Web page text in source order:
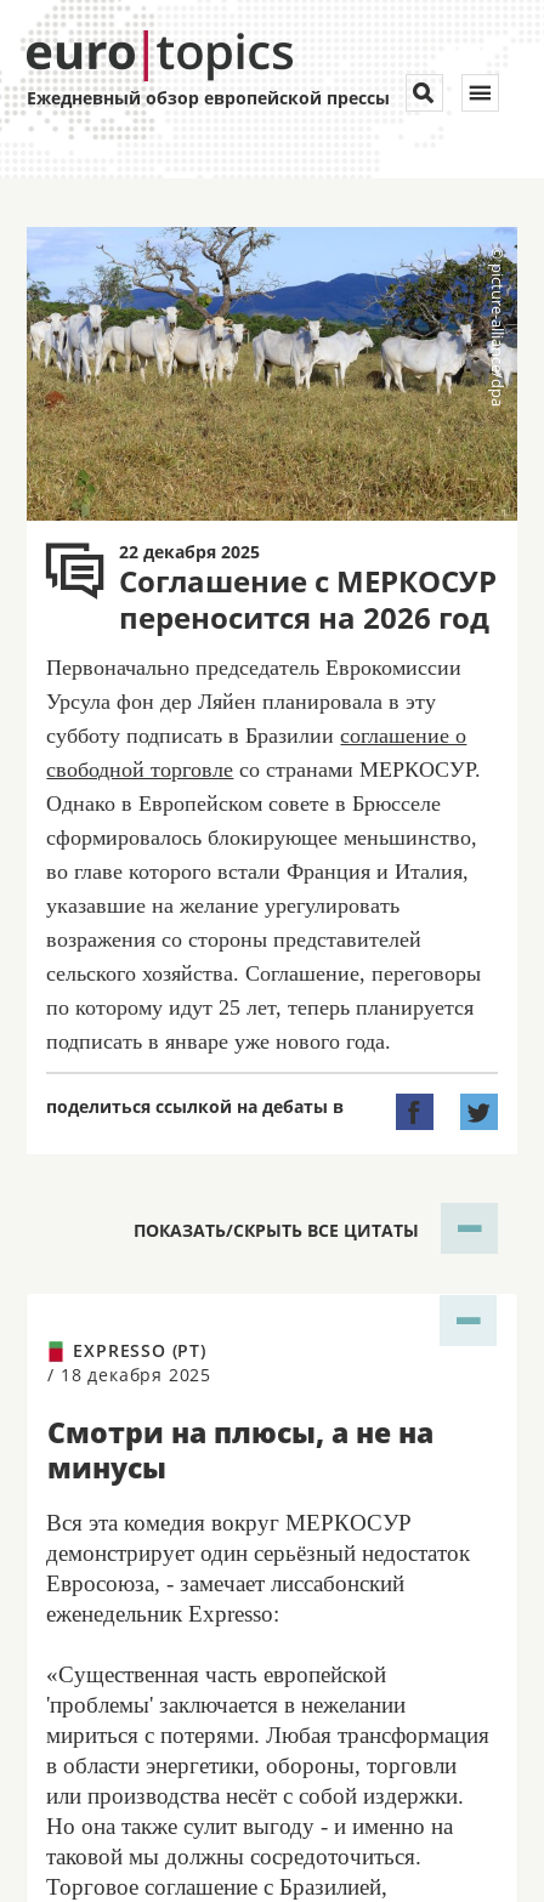
Ежедневный обзор европейской прессы Toggle


22 декабря 2025
Соглашение с МЕРКОСУР
переносится на 2026 год
Первоначально председатель Еврокомиссии
Урсула фон дер Ляйен планировала в эту
субботу подписать в Бразилиисоглашение о
свободной торговле со странами МЕРКОСУР.
Однако в Европейском совете в Брюсселе
сформировалось блокирующее меньшинство,
во главе которого встали Франция и Италия,
указавшие на желание урегулировать
возражения со стороны представителей
сельского хозяйства. Соглашение, переговоры
по которому идут 25 лет, теперь планируется
подписать в январе уже нового года.
поделиться ссылкой на дебаты в  
ПОКАЗАТЬ/СКРЫТЬ ВСЕ ЦИТАТЫ
EXPRESSO (PT)
/ 18 декабря 2025
Смотри на плюсы, а не на
минусы
Вся эта комедия вокруг МЕРКОСУР
демонстрирует один серьёзный недостаток
Евросоюза, - замечает лиссабонский
еженедельник Expresso:
«Существенная часть европейской
'проблемы' заключается в нежелании
мириться с потерями. Любая трансформация
в области энергетики, обороны, торговли
или производства несёт с собой издержки.
Но она также сулит выгоду - и именно на
таковой мы должны сосредоточиться.
Торговое соглашение с Бразилией,